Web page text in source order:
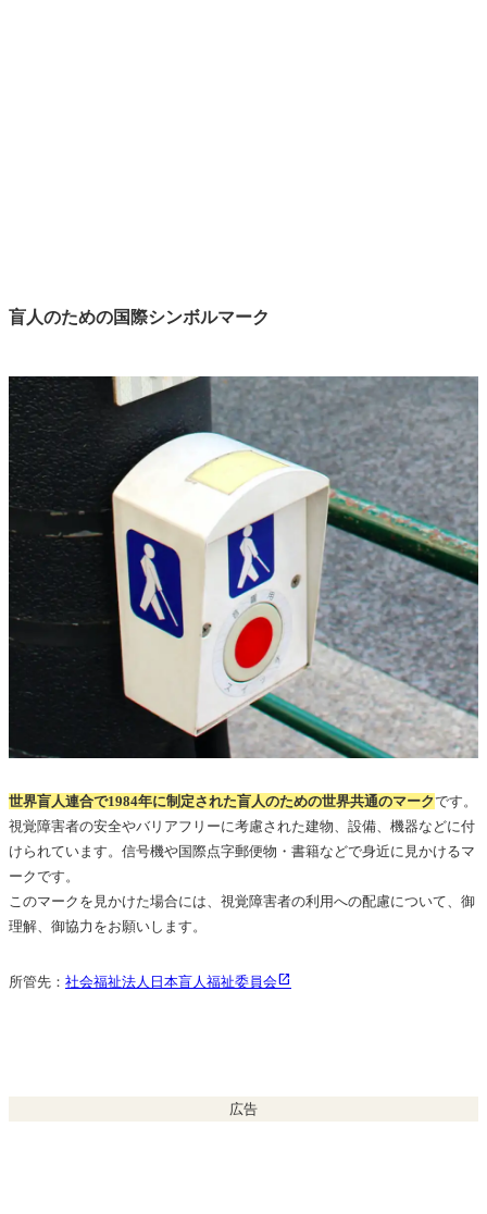
盲人のための国際シンボルマーク
世界盲人連合で1984年に制定された盲人のための世界共通のマークです。
視覚障害者の安全やバリアフリーに考慮された建物、設備、機器などに付
けられています。信号機や国際点字郵便物・書籍などで身近に見かけるマ
ークです。
このマークを見かけた場合には、視覚障害者の利用への配慮について、御
理解、御協力をお願いします。
所管先： 社会福祉法人日本盲人福祉委員会
広告